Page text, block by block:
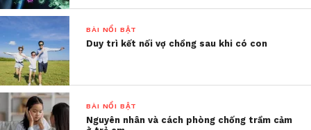
BÀI NỔI BẬT
Duy trì kết nối vợ chồng sau khi có con
BÀI NỔI BẬT
Nguyên nhân và cách phòng chống trầm cảm